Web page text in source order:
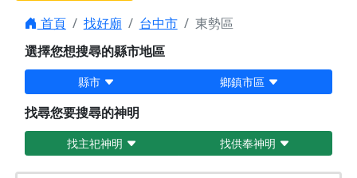
首頁 找好廟 台中市
東勢區
選擇您想搜尋的縣市地區
縣市 鄉鎮市區
找尋您要搜尋的神明
找主祀神明 找供奉神明